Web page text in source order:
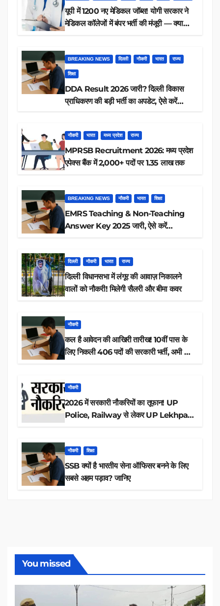
यूपी में 1200 नए मेडिकल जॉब्स! योगी सरकार ने
मेडिकल कॉलेजों में बंपर भर्ती की मंजूरी — क्या
BREAKING NEWS दिल्ली नौकरी भारत राज्य
शिक्षा
DDA Result 2026 जारी? दिल्ली विकास
प्राधिकरण की बड़ी भर्ती का अपडेट, ऐसे करें
नौकरी भारत मध्य प्रदेश राज्य
MPRSB Recruitment 2026: मध्य प्रदेश
एपेक्स बैंक में 2,000+ पदों पर 1.35 लाख तक
BREAKING NEWS नौकरी भारत शिक्षा
EMRS Teaching & Non-Teaching
Answer Key 2025 जारी, ऐसे करें
दिल्ली नौकरी भारत राज्य
दिल्ली विधानसभा में लंगूर की आवाज़ निकालने
वालों को नौकरी! मिलेगी सैलरी और बीमा कवर
नौकरी
कल है आवेदन की आखिरी तारीख! 10वीं पास के
लिए निकली 406 पदों की सरकारी भर्ती, अभी करें
नौकरी
2026 में सरकारी नौकरियों का तूफान! UP
Police, Railway से लेकर UP Lekhpal
नौकरी शिक्षा
SSB क्यों है भारतीय सेना ऑफिसर बनने के लिए
सबसे अहम पड़ाव? जानिए
You missed